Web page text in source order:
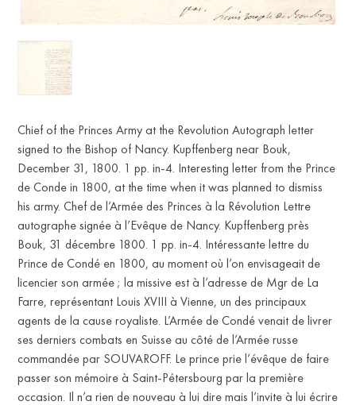
Chief of the Princes Army at the Revolution Autograph letter
signed to the Bishop of Nancy. Kupffenberg near Bouk,
December 31, 1800. 1 pp. in-4. Interesting letter from the Prince
de Conde in 1800, at the time when it was planned to dismiss
his army. Chef de l’Armée des Princes à la Révolution Lettre
autographe signée à l’Evêque de Nancy. Kupffenberg près
Bouk, 31 décembre 1800. 1 pp. in-4. Intéressante lettre du
Prince de Condé en 1800, au moment où l’on envisageait de
licencier son armée ; la missive est à l’adresse de Mgr de La
Farre, représentant Louis XVIII à Vienne, un des principaux
agents de la cause royaliste. L’Armée de Condé venait de livrer
ses derniers combats en Suisse au côté de l’Armée russe
commandée par SOUVAROFF. Le prince prie l’évêque de faire
passer son mémoire à Saint-Pétersbourg par la première
occasion. Il n’a rien de nouveau à lui dire mais l’invite à lui écrire